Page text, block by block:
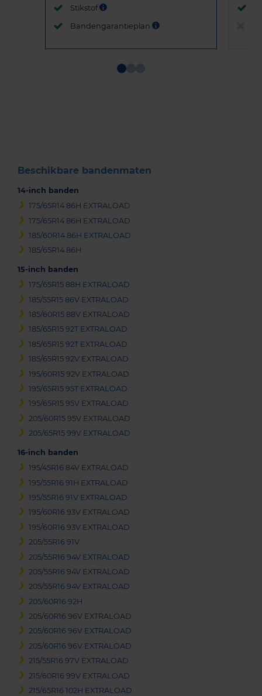
Stikstof
Bandengarantieplan
Beschikbare bandenmaten
14-inch banden
175/65R14 86H EXTRALOAD
175/65R14 86H EXTRALOAD
185/60R14 86H EXTRALOAD
185/65R14 86H
15-inch banden
175/65R15 88H EXTRALOAD
185/55R15 86V EXTRALOAD
185/60R15 88V EXTRALOAD
185/65R15 92T EXTRALOAD
185/65R15 92T EXTRALOAD
185/65R15 92V EXTRALOAD
195/60R15 92V EXTRALOAD
195/65R15 95T EXTRALOAD
195/65R15 95V EXTRALOAD
205/60R15 95V EXTRALOAD
205/65R15 99V EXTRALOAD
16-inch banden
195/45R16 84V EXTRALOAD
195/55R16 91H EXTRALOAD
195/55R16 91V EXTRALOAD
195/60R16 93V EXTRALOAD
195/60R16 93V EXTRALOAD
205/55R16 91V
205/55R16 94V EXTRALOAD
205/55R16 94V EXTRALOAD
205/55R16 94V EXTRALOAD
205/60R16 92H
205/60R16 96V EXTRALOAD
205/60R16 96V EXTRALOAD
205/60R16 96V EXTRALOAD
215/55R16 97V EXTRALOAD
215/60R16 99V EXTRALOAD
215/65R16 102H EXTRALOAD